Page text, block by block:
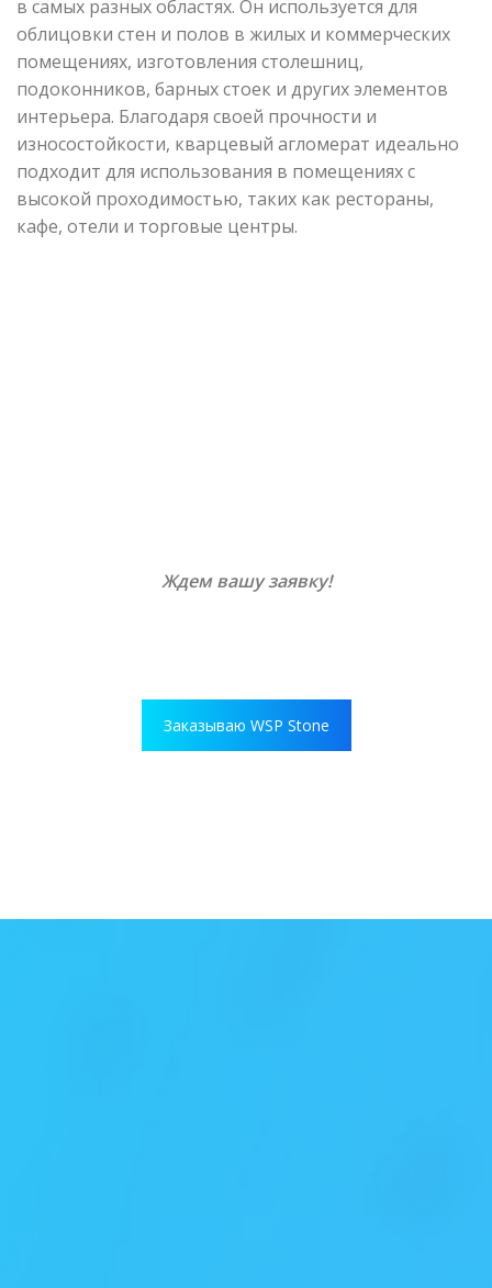
в самых разных областях. Он используется для
облицовки стен и полов в жилых и коммерческих
помещениях, изготовления столешниц,
подоконников, барных стоек и других элементов
интерьера. Благодаря своей прочности и
износостойкости, кварцевый агломерат идеально
подходит для использования в помещениях с
высокой проходимостью, таких как рестораны,
кафе, отели и торговые центры.
Ждем вашу заявку!
Заказываю WSP Stone